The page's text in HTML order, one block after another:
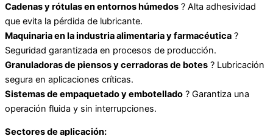
Cadenas y rótulas en entornos húmedos ? Alta adhesividad
que evita la pérdida de lubricante.
Maquinaria en la industria alimentaria y farmacéutica ?
Seguridad garantizada en procesos de producción.
Granuladoras de piensos y cerradoras de botes ? Lubricación
segura en aplicaciones críticas.
Sistemas de empaquetado y embotellado ? Garantiza una
operación fluida y sin interrupciones.
Sectores de aplicación: